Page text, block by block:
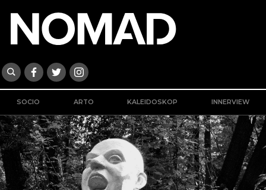
SOCIO ARTO KALEIDOSKOP INNERVIEW